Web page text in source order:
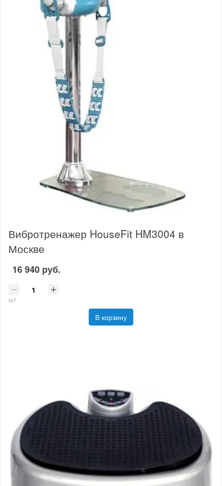
Вибротренажер HouseFit HM3004 в
Москве
16 940 руб.
шт
В корзину